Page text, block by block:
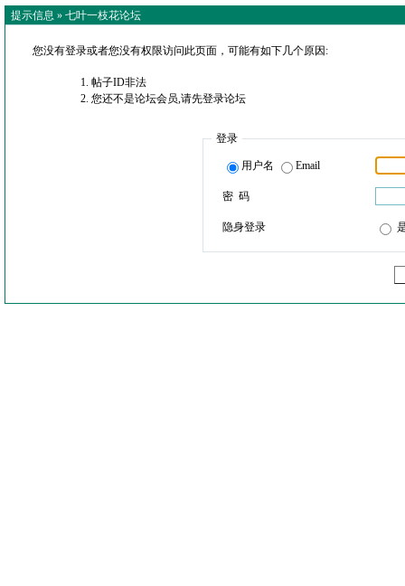
提示信息 » 七叶一枝花论坛
您没有登录或者您没有权限访问此页面，可能有如下几个原因:
帖子ID非法
您还不是论坛会员,请先登录论坛
登录
用户名 Email
密 码
隐身登录